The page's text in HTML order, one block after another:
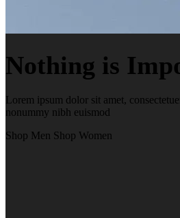
Nothing is
Lorem ipsum dolor sit amet,
nonummy nibh euismod
Shop Men Shop Women